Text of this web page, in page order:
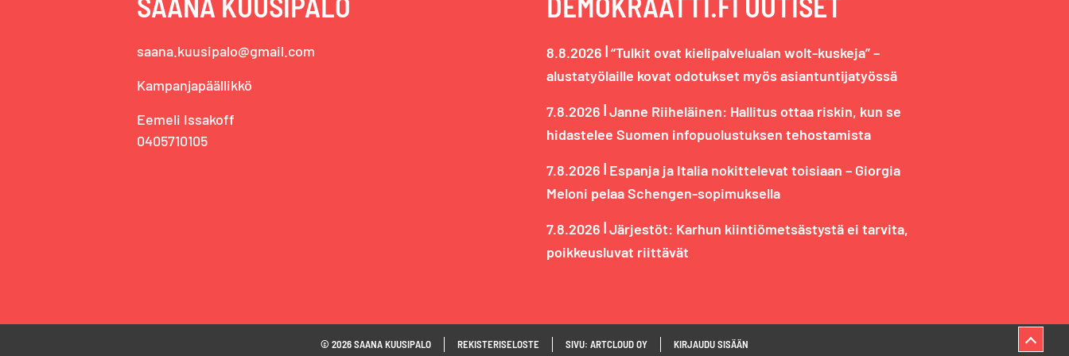
saana.kuusipalo@gmail.com
Kampanjapäällikkö
Eemeli Issakoff
0405710105
8.8.2026 |“Tulkit ovat kielipalvelualan wolt-kuskeja” –
alustatyölaille kovat odotukset myös asiantuntijatyössä
7.8.2026 |Janne Riiheläinen: Hallitus ottaa riskin, kun se
hidastelee Suomen infopuolustuksen tehostamista
7.8.2026 | Espanja ja Italia nokittelevat toisiaan – Giorgia
Meloni pelaa Schengen-sopimuksella
7.8.2026 |Järjestöt: Karhun kiintiömetsästystä ei tarvita,
poikkeusluvat riittävät
© 2026 SAANA KUUSIPALO REKISTERISELOSTE SIVU: ARTCLOUD OY KIRJAUDU SISÄÄN